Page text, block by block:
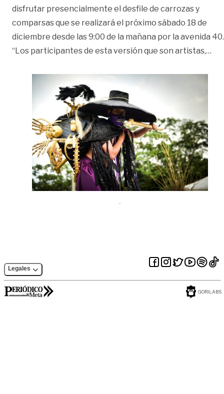
disfrutar presencialmente el desfile de carrozas y
comparsas que se realizará el próximo sábado 18 de
diciembre desde las 9:00 de la mañana por la avenida 40.
“Los participantes de esta versión que son artistas,…
Legales
GORILABS